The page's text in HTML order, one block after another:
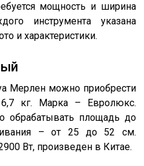
мощность и ширина
инструмента указана
и характеристики.
Мерлен можно приобрести
кг. Марка – Евролюкс.
обрабатывать площадь до
– от 25 до 52 см.
Вт, произведен в Китае.